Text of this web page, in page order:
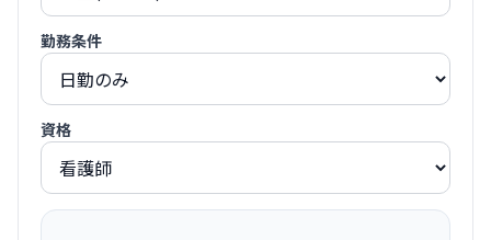
勤務条件
資格